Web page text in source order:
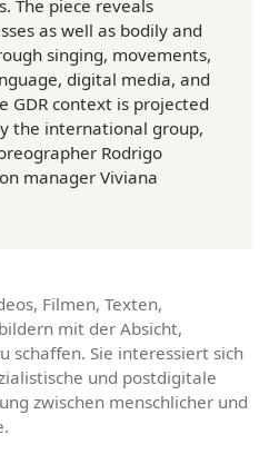
The piece reveals
as well as bodily and
singing, movements,
digital media, and
GDR context is projected
the international group,
Rodrigo
manager Viviana
Filmen, Texten,
mit der Absicht,
schaffen. Sie interessiert sich
und postdigitale
zwischen menschlicher und